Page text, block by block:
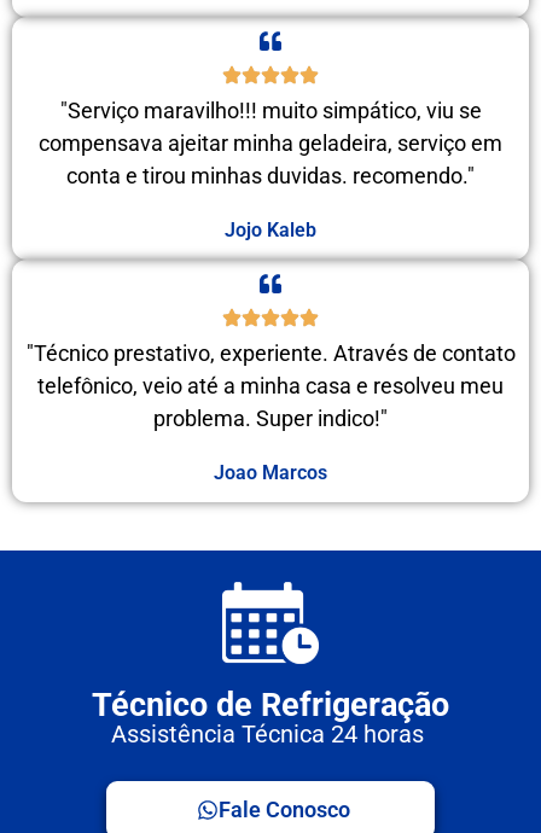
"Serviço maravilho!!! muito simpático, viu se
compensava ajeitar minha geladeira, serviço em
conta e tirou minhas duvidas. recomendo."
Jojo Kaleb
"Técnico prestativo, experiente. Através de contato
telefônico, veio até a minha casa e resolveu meu
problema. Super indico!"
Joao Marcos
Técnico de Refrigeração
Assistência Técnica 24 horas
Fale Conosco